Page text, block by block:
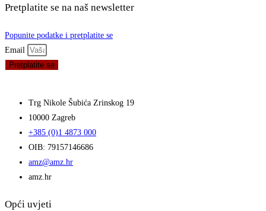
Pretplatite se na naš newsletter
Popunite podatke i pretplatite se
Email
Pretplatite se
Trg Nikole Šubića Zrinskog 19
10000 Zagreb
+385 (0)1 4873 000
OIB: 79157146686
amz@amz.hr
amz.hr
Opći uvjeti